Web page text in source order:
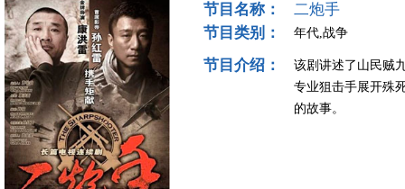
节目名称：
二炮手
节目类别：
年代,战争
节目介绍：
该剧讲述了山民贼
专业狙击手展开殊
的故事。